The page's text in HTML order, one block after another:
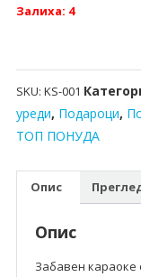
звучник
бежични
микрофона
количина
Залиха: 4
SKU: KS-001
уреди, Подароци,
ТОП ПОНУДА
Опис
Опис
Забавен караоке